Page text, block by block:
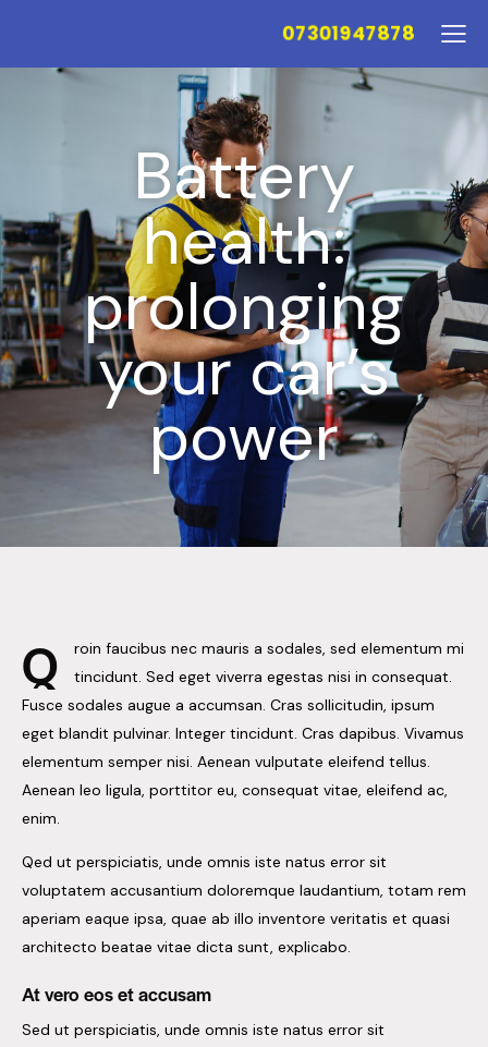
07301947878
Battery
health:
prolonging
your car’s
power
Q
roin faucibus nec mauris a sodales, sed elementum mi
tincidunt. Sed eget viverra egestas nisi in consequat.
Fusce sodales augue a accumsan. Cras sollicitudin, ipsum
eget blandit pulvinar. Integer tincidunt. Cras dapibus. Vivamus
elementum semper nisi. Aenean vulputate eleifend tellus.
Aenean leo ligula, porttitor eu, consequat vitae, eleifend ac,
enim.
Qed ut perspiciatis, unde omnis iste natus error sit
voluptatem accusantium doloremque laudantium, totam rem
aperiam eaque ipsa, quae ab illo inventore veritatis et quasi
architecto beatae vitae dicta sunt, explicabo.
At vero eos et accusam
Sed ut perspiciatis, unde omnis iste natus error sit